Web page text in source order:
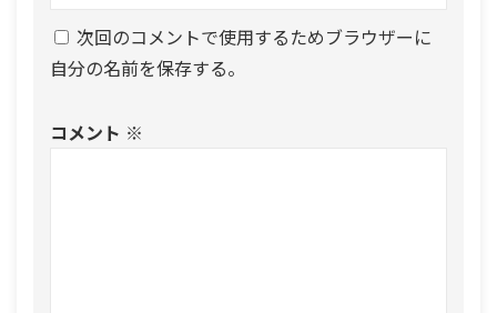
次回のコメントで使用するためブラウザーに
自分の名前を保存する。
コメント ※